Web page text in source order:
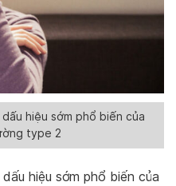
hiệu sớm phổ biến của
type 2
hiệu sớm phổ biến của